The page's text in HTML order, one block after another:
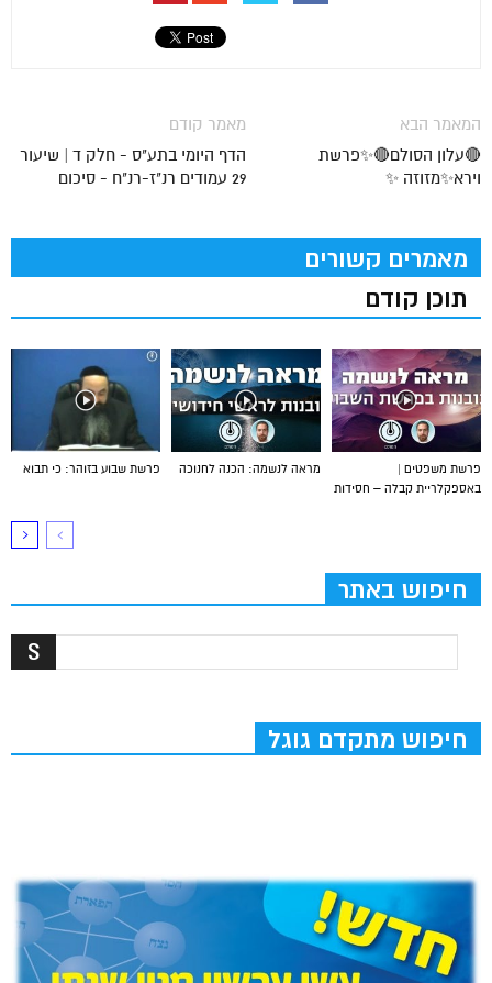
מאמר קודם
הדף היומי בתע"ס - חלק ד | שיעור
29 עמודים רנ"ז-רנ"ח - סיכום
המאמר הבא
🔴עלון הסולם🔴✨פרשת
וירא✨מזוזה ✨
מאמרים קשורים
תוכן קודם
פרשת שבוע בזוהר: כי תבוא מראה לנשמה: הכנה לחנוכה
פרשת משפטים |
באספקלריית קבלה – חסידות
חיפוש באתר
חיפוש מתקדם גוגל